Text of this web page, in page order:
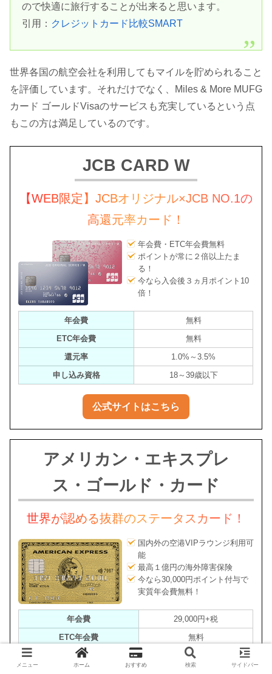
ので快適に旅行することが出来ると思います。
引用： クレジットカード比較SMART
世界各国の航空会社を利用してもマイルを貯められること
を評価しています。それだけでなく、Miles & More MUFG
カード ゴールドVisaのサービスも充実しているという点
もこの方は満足しているのです。
JCB CARD W
【WEB限定】JCBオリジナル×JCB NO.1の
高還元率カード！
年会費・ETC年会費無料
ポイントが常に２倍以上たま
る！
今なら入会後３ヵ月ポイント10
倍！
年会費
無料
ETC年会費
無料
還元率
1.0%～3.5%
申し込み資格
18～39歳以下
公式サイトはこちら
アメリカン・エキスプレ
ス・ゴールド・カード
世界が認める抜群のステータスカード！
国内外の空港VIPラウンジ利用可
能
最高１億円の海外障害保険
今なら30,000円ポイント付与で
実質年会費無料！
年会費
29,000円+税
ETC年会費
無料
還元率
0.3%～1.0%
メニュー ホーム おすすめ 検索 サイドバー